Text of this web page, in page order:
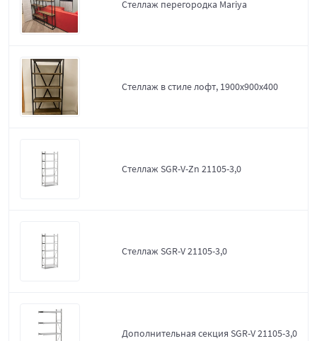
Стеллаж перегородка Mariya
Стеллаж в стиле лофт, 1900х900х400
Стеллаж SGR-V-Zn 21105-3,0
Стеллаж SGR-V 21105-3,0
Дополнительная секция SGR-V 21105-3,0